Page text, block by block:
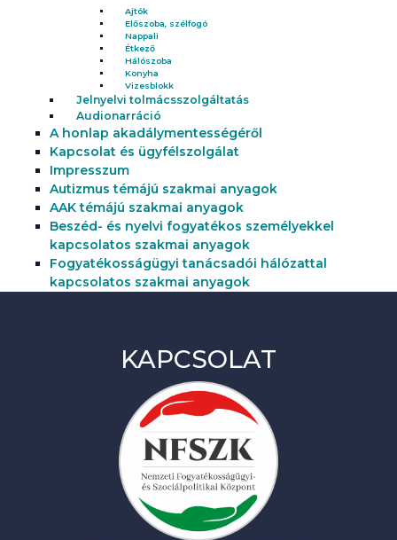
Ajtók
Előszoba, szélfogó
Nappali
Étkező
Hálószoba
Konyha
Vizesblokk
Jelnyelvi tolmácsszolgáltatás
Audionarráció
A honlap akadálymentességéről
Kapcsolat és ügyfélszolgálat
Impresszum
Autizmus témájú szakmai anyagok
AAK témájú szakmai anyagok
Beszéd- és nyelvi fogyatékos személyekkel
kapcsolatos szakmai anyagok
Fogyatékosságügyi tanácsadói hálózattal
kapcsolatos szakmai anyagok
KAPCSOLAT